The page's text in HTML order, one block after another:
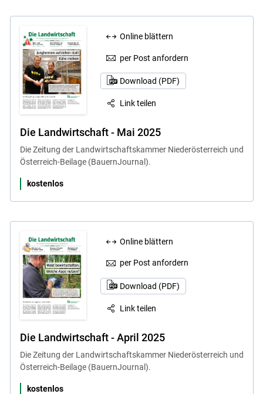
Online blättern
per Post anfordern
Download (PDF)
Link teilen
Die Landwirtschaft - Mai 2025
Die Zeitung der Landwirtschaftskammer Niederösterreich und
Österreich-Beilage (BauernJournal).
kostenlos
Online blättern
per Post anfordern
Download (PDF)
Link teilen
Die Landwirtschaft - April 2025
Die Zeitung der Landwirtschaftskammer Niederösterreich und
Österreich-Beilage (BauernJournal).
kostenlos